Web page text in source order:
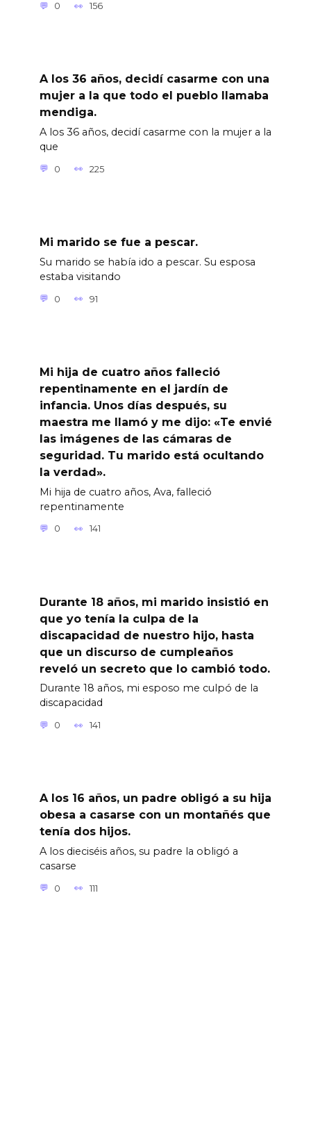
0 156
A los 36 años, decidí casarme con una
mujer a la que todo el pueblo llamaba
mendiga.
A los 36 años, decidí casarme con la mujer a la
que
0 225
Mi marido se fue a pescar.
Su marido se había ido a pescar. Su esposa
estaba visitando
0 91
Mi hija de cuatro años falleció
repentinamente en el jardín de
infancia. Unos días después, su
maestra me llamó y me dijo: «Te envié
las imágenes de las cámaras de
seguridad. Tu marido está ocultando
la verdad».
Mi hija de cuatro años, Ava, falleció
repentinamente
0 141
Durante 18 años, mi marido insistió en
que yo tenía la culpa de la
discapacidad de nuestro hijo, hasta
que un discurso de cumpleaños
reveló un secreto que lo cambió todo.
Durante 18 años, mi esposo me culpó de la
discapacidad
0 141
A los 16 años, un padre obligó a su hija
obesa a casarse con un montañés que
tenía dos hijos.
A los dieciséis años, su padre la obligó a
casarse
0 111